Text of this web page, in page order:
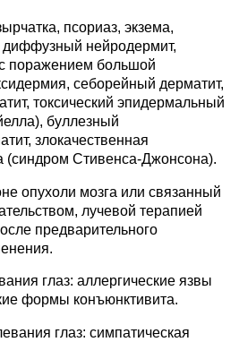
псориаз, экзема,
диффузный нейродермит,
поражением большой
себорейный дерматит,
токсический эпидермальный
буллезный
злокачественная
(синдром Стивенса-Джонсона).
опухоли мозга или связанный
лучевой терапией
предварительного
глаз: аллергические язвы
формы конъюнктивита.
глаз: симпатическая